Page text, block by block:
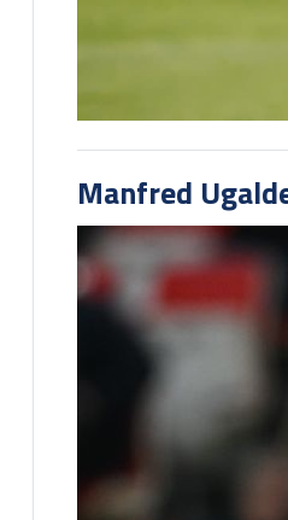
Manfred